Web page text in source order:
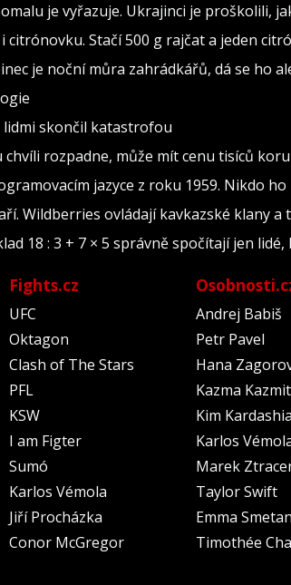
je vyřazuje. Ukrajinci je proškolili,
citrónovku. Stačí 500 g rajčat a jeden
je noční můra zahrádkářů, dá se ho
lidmi skončil katastrofou
rozpadne, může mít cenu tisíců
jazyce z roku 1959. Nikdo
Wildberries ovládají kavkazské klany a
18 : 3 + 7 × 5 správně spočítají jen
Fights.cz
UFC
Oktagon
Clash of The Stars
PFL
KSW
I am Figter
Sumó
Karlos Vémola
Jiří Procházka
Conor McGregor
Andrej Babiš
Petr Pavel
Hana
Kazma
Kim
Karlos
Marek
Taylor Swift
Emma
Timothée